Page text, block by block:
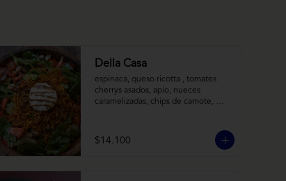
Della Casa
espinaca, queso ricotta , tomates
cherrys asados, apio, nueces
caramelizadas, chips de camote,
$14.100